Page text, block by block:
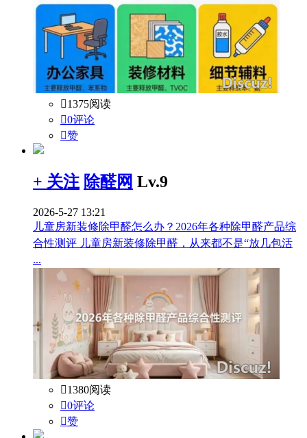
1375阅读
0评论
赞
+ 关注 除醛网 Lv.9
2026-5-27 13:21
儿童房新装修除甲醛怎么办？2026年各种除甲醛产品综
合性测评 儿童房新装修除甲醛，从来都不是“放几包活
...
1380阅读
0评论
赞